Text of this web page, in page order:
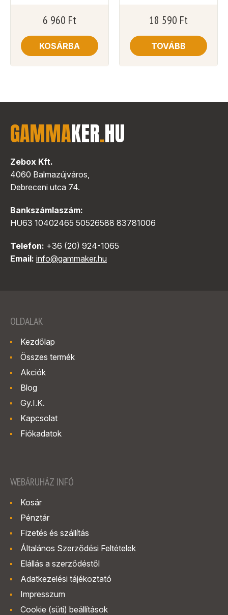
6 960 Ft
KOSÁRBA
18 590 Ft
TOVÁBB
GAMMAKER.HU
Zebox Kft.
4060 Balmazújváros,
Debreceni utca 74.
Bankszámlaszám:
HU63 10402465 50526588 83781006
Telefon: +36 (20) 924-1065
Email: info@gammaker.hu
OLDALAK
Kezdőlap
Összes termék
Akciók
Blog
Gy.I.K.
Kapcsolat
Fiókadatok
WEBÁRUHÁZ INFÓ
Kosár
Pénztár
Fizetés és szállítás
Általános Szerződési Feltételek
Elállás a szerződéstől
Adatkezelési tájékoztató
Impresszum
Cookie (süti) beállítások